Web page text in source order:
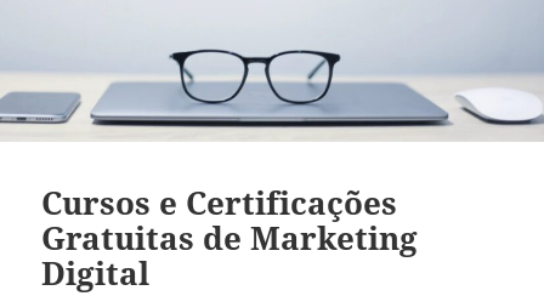
Cursos e Certificações
Gratuitas de Marketing
Digital